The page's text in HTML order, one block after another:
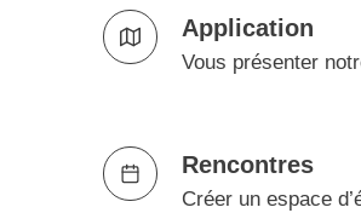
Application
Vous présenter
Rencontres
Créer un espace